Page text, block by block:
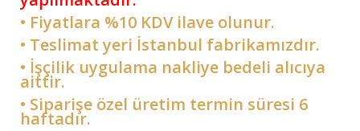
• Fiyatlara %10 KDV ilave olunur.
• Teslimat yeri İstanbul fabrikamızdır.
• İşçilik uygulama nakliye bedeli alıcıya
aittir.
• Siparişe özel üretim termin süresi 6
haftadır.